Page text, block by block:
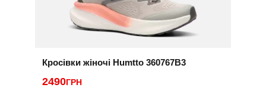
Кросівки жіночі Humtto 360767B3
2490ГРН